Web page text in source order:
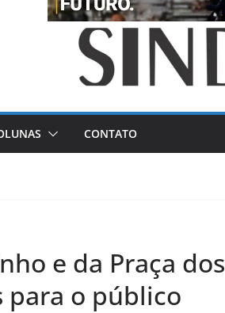
CONTATO
e da Praça dos
para o público